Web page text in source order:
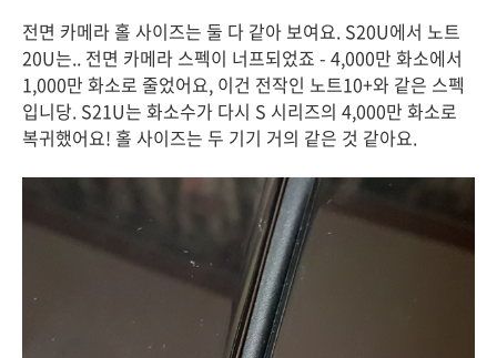
전면 카메라 홀 사이즈는 둘 다 같아 보여요. S20U에서 노트
20U는.. 전면 카메라 스펙이 너프되었죠 - 4,000만 화소에서
1,000만 화소로 줄었어요, 이건 전작인 노트10+와 같은 스펙
입니당. S21U는 화소수가 다시 S 시리즈의 4,000만 화소로
복귀했어요! 홀 사이즈는 두 기기 거의 같은 것 같아요.